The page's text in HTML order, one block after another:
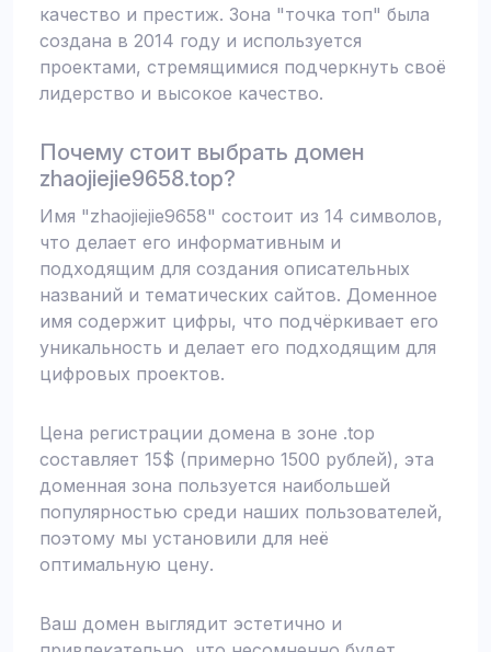
качество и престиж. Зона "точка топ" была
создана в 2014 году и используется
проектами, стремящимися подчеркнуть своё
лидерство и высокое качество.
Почему стоит выбрать домен
zhaojiejie9658.top?
Имя "zhaojiejie9658" состоит из 14 символов,
что делает его информативным и
подходящим для создания описательных
названий и тематических сайтов. Доменное
имя содержит цифры, что подчёркивает его
уникальность и делает его подходящим для
цифровых проектов.
Цена регистрации домена в зоне .top
составляет 15$ (примерно 1500 рублей), эта
доменная зона пользуется наибольшей
популярностью среди наших пользователей,
поэтому мы установили для неё
оптимальную цену.
Ваш домен выглядит эстетично и